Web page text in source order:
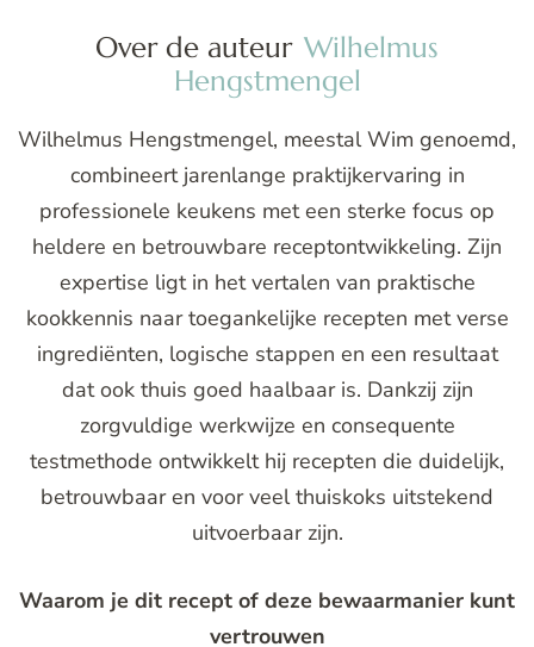
Over de auteur Wilhelmus
Hengstmengel
Wilhelmus Hengstmengel, meestal Wim genoemd,
combineert jarenlange praktijkervaring in
professionele keukens met een sterke focus op
heldere en betrouwbare receptontwikkeling. Zijn
expertise ligt in het vertalen van praktische
kookkennis naar toegankelijke recepten met verse
ingrediënten, logische stappen en een resultaat
dat ook thuis goed haalbaar is. Dankzij zijn
zorgvuldige werkwijze en consequente
testmethode ontwikkelt hij recepten die duidelijk,
betrouwbaar en voor veel thuiskoks uitstekend
uitvoerbaar zijn.
Waarom je dit recept of deze bewaarmanier kunt
vertrouwen